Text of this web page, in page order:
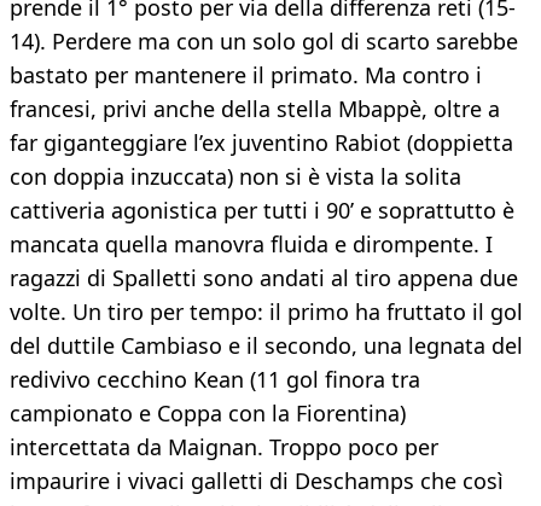
prende il 1° posto per via della differenza reti (15-
14). Perdere ma con un solo gol di scarto sarebbe
bastato per mantenere il primato. Ma contro i
francesi, privi anche della stella Mbappè, oltre a
far giganteggiare l’ex juventino Rabiot (doppietta
con doppia inzuccata) non si è vista la solita
cattiveria agonistica per tutti i 90’ e soprattutto è
mancata quella manovra fluida e dirompente. I
ragazzi di Spalletti sono andati al tiro appena due
volte. Un tiro per tempo: il primo ha fruttato il gol
del duttile Cambiaso e il secondo, una legnata del
redivivo cecchino Kean (11 gol finora tra
campionato e Coppa con la Fiorentina)
intercettata da Maignan. Troppo poco per
impaurire i vivaci galletti di Deschamps che così